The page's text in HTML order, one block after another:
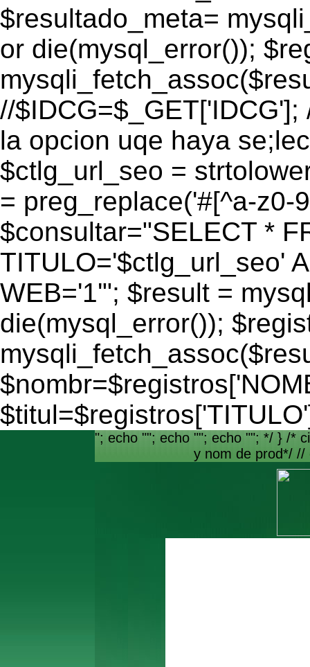
$resultado_meta=
or die(mysql_error());
//
la opcion uqe haya
$ctlg_url_seo =
= preg_replace('#[^a-z0-
$consultar="SELECT *
TITULO='$ctlg_url_seo'
WEB='1'"; $result =
die(mysql_error());
"; echo ""; echo ""; echo ""; */ } /*
y nom de prod*/ //